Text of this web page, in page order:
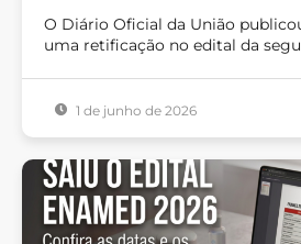
O Diário Oficial da União
uma retificação no edital da
1 de junho de 2026